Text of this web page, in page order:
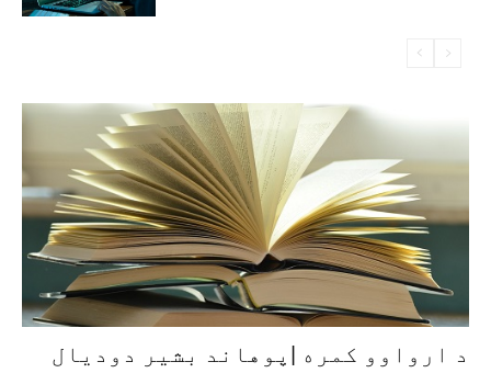
د ارواوو کمره |پوهاند بشیر دودیال